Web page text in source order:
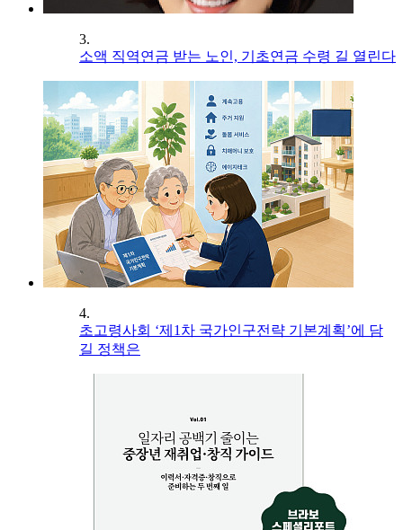
3.
소액 직역연금 받는 노인, 기초연금 수령 길 열린다
4.
초고령사회 ‘제1차 국가인구전략 기본계획’에 담
길 정책은